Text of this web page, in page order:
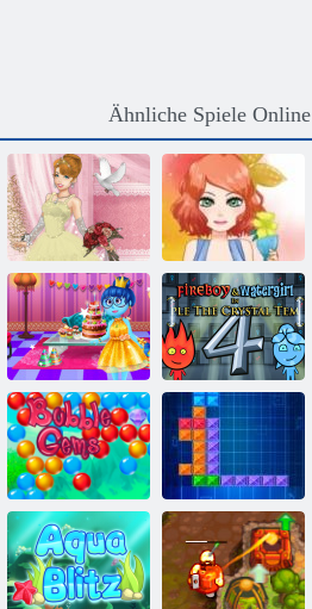
Ähnliche Spiele Online
Hochzeitslilie 2 Sommer- Fiesta
Innere heraus
Geburtstagsfeier
Feuer und
Wasser 4:
Kristalltempel
Bubble Gemes -
3 Gewinnt
Ten Trix